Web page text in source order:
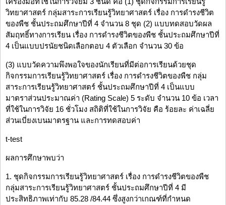
วิทยาศาสตร์ กลุ่มสาระการเรียนรู้วิทยาศาสตร์ เรื่อง การดำรงชีวิต
ของพืช ชั้นประถมศึกษาปีที่ 4 จำนวน 8 ชุด (2) แบบทดสอบวัดผล
สัมฤทธิ์ทางการเรียน เรื่อง การดำรงชีวิตของพืช ชั้นประถมศึกษาปีที่
4 เป็นแบบปรนัยชนิดเลือกตอบ 4 ตัวเลือก จำนวน 30 ข้อ
(3) แบบวัดความพึงพอใจของนักเรียนที่มีต่อการเรียนด้วยชุด
กิจกรรมการเรียนรู้วิทยาศาสตร์ เรื่อง การดำรงชีวิตของพืช กลุ่ม
สาระการเรียนรู้วิทยาศาสตร์ ชั้นประถมศึกษาปีที่ 4 เป็นแบบ
มาตราส่วนประมาณค่า (Rating Scale) 5 ระดับ จำนวน 10 ข้อ เวลา
ที่ใช้ในการวิจัย 16 ชั่วโมง สถิติที่ใช้ในการวิจัย คือ ร้อยละ ค่าเฉลี่ย
ส่วนเบี่ยงเบนมาตรฐาน และการทดสอบค่า
t-test
ผลการศึกษาพบว่า
1. ชุดกิจกรรมการเรียนรู้วิทยาศาสตร์ เรื่อง การดำรงชีวิตของพืช
กลุ่มสาระการเรียนรู้วิทยาศาสตร์ ชั้นประถมศึกษาปีที่ 4 มี
ประสิทธิภาพเท่ากับ 85.28 /84.44 ซึ่งสูงกว่าเกณฑ์ที่กำหนด